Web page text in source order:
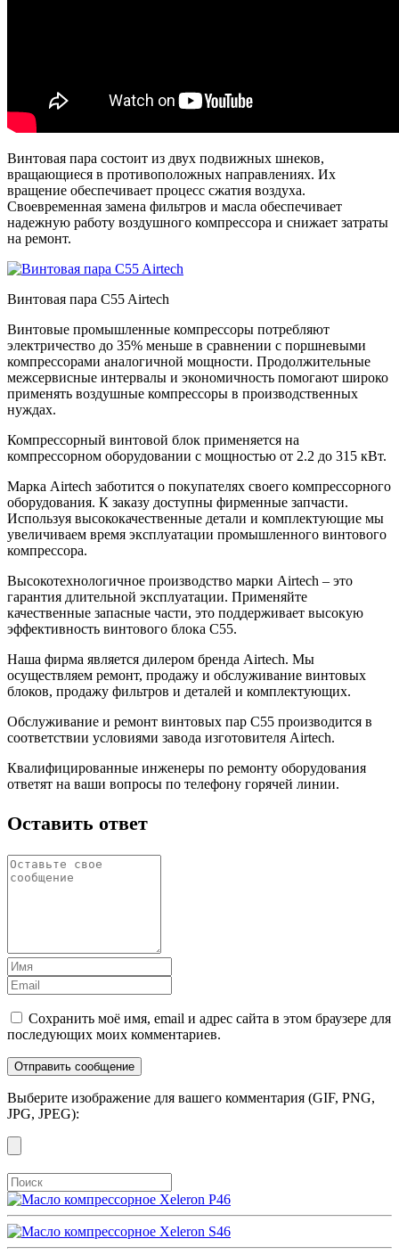
Винтовая пара состоит из двух подвижных шнеков,
вращающиеся в противоположных направлениях. Их
вращение обеспечивает процесс сжатия воздуха.
Своевременная замена фильтров и масла обеспечивает
надежную работу воздушного компрессора и снижает затраты
на ремонт.
Винтовая пара C55 Airtech
Винтовые промышленные компрессоры потребляют
электричество до 35% меньше в сравнении с поршневыми
компрессорами аналогичной мощности. Продолжительные
межсервисные интервалы и экономичность помогают широко
применять воздушные компрессоры в производственных
нуждах.
Компрессорный винтовой блок применяется на
компрессорном оборудовании с мощностью от 2.2 до 315 кВт.
Марка Airtech заботится о покупателях своего компрессорного
оборудования. К заказу доступны фирменные запчасти.
Используя высококачественные детали и комплектующие мы
увеличиваем время эксплуатации промышленного винтового
компрессора.
Высокотехнологичное производство марки Airtech – это
гарантия длительной эксплуатации. Применяйте
качественные запасные части, это поддерживает высокую
эффективность винтового блока C55.
Наша фирма является дилером бренда Airtech. Мы
осуществляем ремонт, продажу и обслуживание винтовых
блоков, продажу фильтров и деталей и комплектующих.
Обслуживание и ремонт винтовых пар C55 производится в
соответствии условиями завода изготовителя Airtech.
Квалифицированные инженеры по ремонту оборудования
ответят на ваши вопросы по телефону горячей линии.
Оставить ответ
Сохранить моё имя, email и адрес сайта в этом браузере для
последующих моих комментариев.
Выберите изображение для вашего комментария (GIF, PNG,
JPG, JPEG):